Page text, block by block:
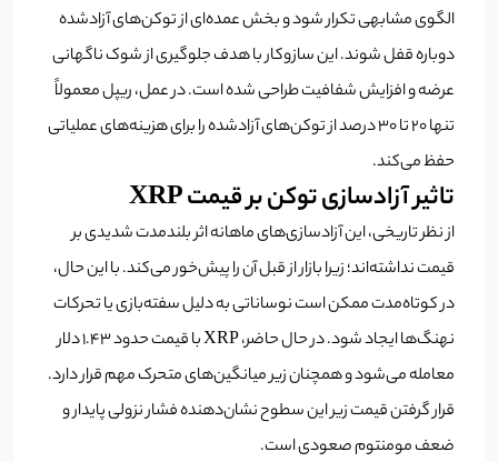
الگوی مشابهی تکرار شود و بخش عمده‌ای از توکن‌های آزادشده
دوباره قفل شوند. این سازوکار با هدف جلوگیری از شوک ناگهانی
عرضه و افزایش شفافیت طراحی شده است. در عمل، ریپل معمولاً
تنها ۲۰ تا ۳۰ درصد از توکن‌های آزادشده را برای هزینه‌های عملیاتی
حفظ می‌کند.
تاثیر آزادسازی توکن بر قیمت XRP
از نظر تاریخی، این آزادسازی‌های ماهانه اثر بلندمدت شدیدی بر
قیمت نداشته‌اند؛ زیرا بازار از قبل آن را پیش‌خور می‌کند. با این حال،
در کوتاه‌مدت ممکن است نوساناتی به دلیل سفته‌بازی یا تحرکات
نهنگ‌ها ایجاد شود. در حال حاضر، XRP با قیمت حدود ۱.۴۳ دلار
معامله می‌شود و همچنان زیر میانگین‌های متحرک مهم قرار دارد.
قرار گرفتن قیمت زیر این سطوح نشان‌دهنده فشار نزولی پایدار و
ضعف مومنتوم صعودی است.